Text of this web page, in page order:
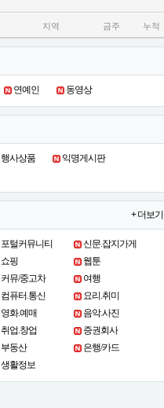
지역 금주 누적
연예인 동영상
행사상품
익명게시판
+ 더보기
포털커뮤니티
신문.잡지가게
쇼핑
웹툰
커뮤/중고차
여행
컴퓨터.통신
요리.취미
영화.예매
음악.사진
취업.창업
증권회사
부동산
은행/카드
생활정보